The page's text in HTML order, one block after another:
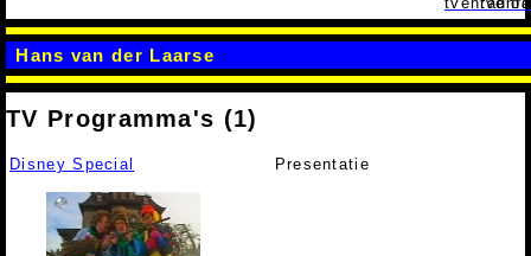
Hans van der Laarse
TV Programma's (1)
Disney Special Presentatie